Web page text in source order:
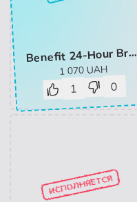
Benefit 24-Hour Brow Setter
1 070 UAH
1 0
ИСПОЛНЯЕТСЯ